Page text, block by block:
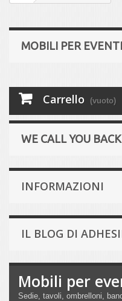
MOBILI PER EVENTI
Carrello (vuoto)
WE CALL YOU BACK
INFORMAZIONI
IL BLOG DI
Mobili per
Sedie, tavoli, ombrelloni,